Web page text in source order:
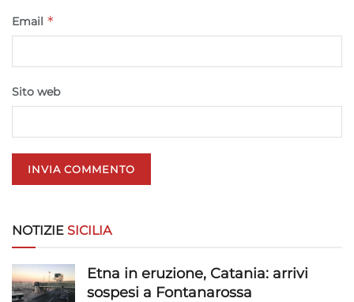
Salvare e comunicare le scelte sulla
privacy.
Email *
Sito web
NOTIZIE SICILIA
Etna in eruzione, Catania: arrivi
sospesi a Fontanarossa